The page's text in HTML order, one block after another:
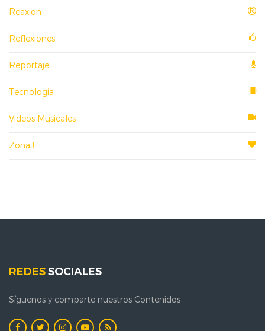
Reaxion
Reflexiones
Reportaje
Tecnología
Videos Musicales
ZonaJ
REDESSOCIALES
Síguenos y comparte nuestros Contenidos